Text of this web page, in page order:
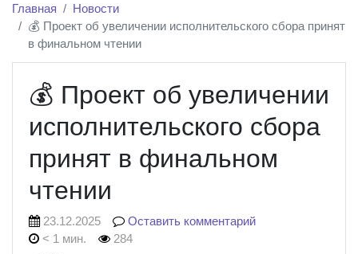
Главная
Новости
💰 Проект об увеличении исполнительского сбора принят
в финальном чтении
💰 Проект об увеличении
исполнительского сбора
принят в финальном
чтении
23.12.2025
Оставить комментарий
< 1 мин.
284